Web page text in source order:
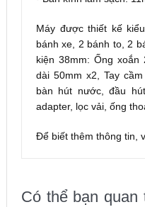
Máy được thiết kế
bánh xe, 2 bánh to, 2
kiện 38mm: Ống
dài 50mm x2, Tay
bàn hút nước, đầu
adapter, lọc vải, ống
Để biết thêm thông tin,
Có thể bạn